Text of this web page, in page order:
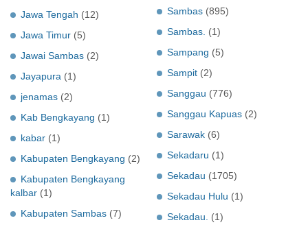
Jawa Tengah (12)
Jawa Timur (5)
Jawai Sambas (2)
Jayapura (1)
jenamas (2)
Kab Bengkayang (1)
kabar (1)
Kabupaten Bengkayang (2)
Kabupaten Bengkayang
kalbar (1)
Kabupaten Sambas (7)
Sambas (895)
Sambas. (1)
Sampang (5)
Sampit (2)
Sanggau (776)
Sanggau Kapuas (2)
Sarawak (6)
Sekadaru (1)
Sekadau (1705)
Sekadau Hulu (1)
Sekadau.
(1)